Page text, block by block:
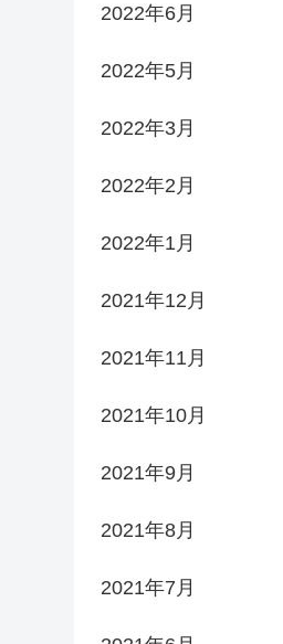
2022年6月
2022年5月
2022年3月
2022年2月
2022年1月
2021年12月
2021年11月
2021年10月
2021年9月
2021年8月
2021年7月